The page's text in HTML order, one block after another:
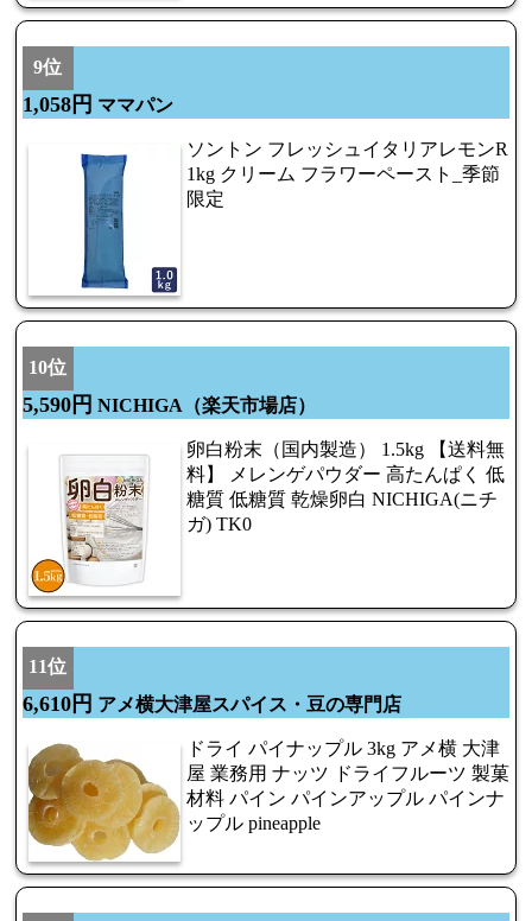
9位
1,058円 ママパン
ソントン フレッシュイタリアレモンR
1kg クリーム フラワーペースト_季節
限定
10位
5,590円 NICHIGA（楽天市場店）
卵白粉末（国内製造） 1.5kg 【送料無
料】 メレンゲパウダー 高たんぱく 低
糖質 低糖質 乾燥卵白 NICHIGA(ニチ
ガ) TK0
11位
6,610円 アメ横大津屋スパイス・豆の専門店
ドライ パイナップル 3kg アメ横 大津
屋 業務用 ナッツ ドライフルーツ 製菓
材料 パイン パインアップル パインナ
ップル pineapple